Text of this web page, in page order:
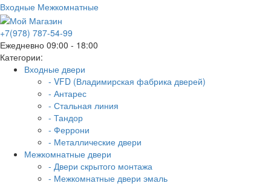
Входные Межкомнатные
+7(978) 787-54-99
Ежедневно 09:00 - 18:00
Категории:
Входные двери
- VFD (Владимирская фабрика дверей)
- Антарес
- Стальная линия
- Тандор
- Феррони
- Металлические двери
Межкомнатные двери
- Двери скрытого монтажа
- Межкомнатные двери эмаль